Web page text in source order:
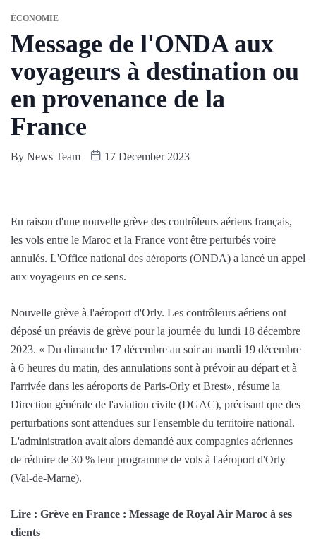
ÉCONOMIE
Message de l'ONDA aux
voyageurs à destination ou
en provenance de la
France
By News Team 17 December 2023
En raison d'une nouvelle grève des contrôleurs aériens français,
les vols entre le Maroc et la France vont être perturbés voire
annulés. L'Office national des aéroports (ONDA) a lancé un appel
aux voyageurs en ce sens.
Nouvelle grève à l'aéroport d'Orly. Les contrôleurs aériens ont
déposé un préavis de grève pour la journée du lundi 18 décembre
2023. « Du dimanche 17 décembre au soir au mardi 19 décembre
à 6 heures du matin, des annulations sont à prévoir au départ et à
l'arrivée dans les aéroports de Paris-Orly et Brest», résume la
Direction générale de l'aviation civile (DGAC), précisant que des
perturbations sont attendues sur l'ensemble du territoire national.
L'administration avait alors demandé aux compagnies aériennes
de réduire de 30 % leur programme de vols à l'aéroport d'Orly
(Val-de-Marne).
Lire : Grève en France : Message de Royal Air Maroc à ses
clients